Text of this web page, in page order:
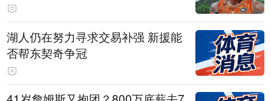
湖人仍在努力寻求交易补强 新援能
否帮东契奇争冠